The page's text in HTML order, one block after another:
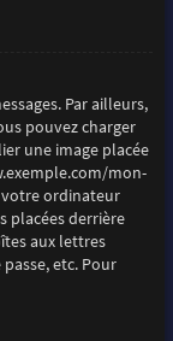
Par ailleurs,
pouvez charger
une image placée
mon-
votre ordinateur
placées derrière
aux lettres
etc. Pour